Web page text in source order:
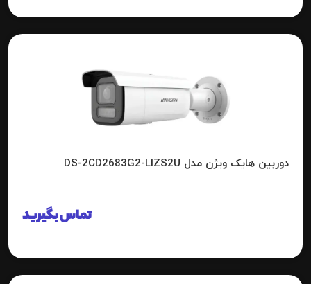
دوربین هایک ویژن مدل DS-2CD2683G2-LIZS2U
تماس بگیرید